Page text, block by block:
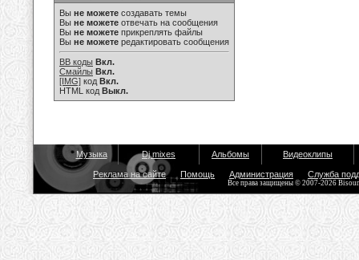
Вы не можете создавать темы
Вы не можете отвечать на сообщения
Вы не можете прикреплять файлы
Вы не можете редактировать сообщения
BB коды Вкл.
Смайлы Вкл.
[IMG] код Вкл.
HTML код Выкл.
Музыка Dj mixes Альбомы Видеоклипы
Реклама на сайте Помощь Администрация Служба
Все права защищены © 2007-2026